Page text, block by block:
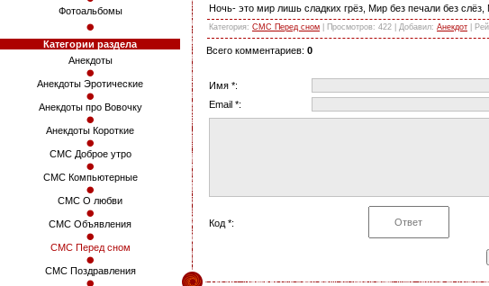
Фотоальбомы
Категории раздела
Анекдоты
Анекдоты Эротические
Анекдоты про Вовочку
Анекдоты Короткие
СМС Доброе утро
СМС Компьютерные
СМС О любви
СМС Объявления
СМС Перед сном
СМС Поздравления
Ночь- это мир лишь сладких грёз, Мир без печали без
Категория: СМС Перед сном Просмотров: 422 | Добавил: Анекдот
Всего комментариев: 0
Имя *:
Email *:
Код *: